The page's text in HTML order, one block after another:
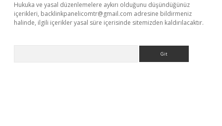
Hukuka ve yasal düzenlemelere aykırı olduğunu düşündüğünüz
içerikleri, backlinkpanelicomtr@gmail.com adresine bildirmeniz
halinde, ilgili içerikler yasal süre içerisinde sitemizden kaldırılacaktır.